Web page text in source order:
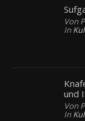
Von
In
und
Von
In